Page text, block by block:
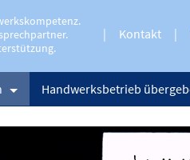
Kontakt
Handwerksbetrieb